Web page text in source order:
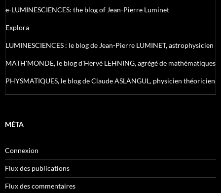
e-LUMINESCIENCES: the blog of Jean-Pierre Luminet
Explora
LUMINESCIENCES : le blog de Jean-Pierre LUMINET, astrophysicien
MATH'MONDE, le blog d'Hervé LEHNING, agrégé de mathématiques
PHYSMATIQUES, le blog de Claude ASLANGUL, physicien théoricien
MÉTA
Connexion
Flux des publications
Flux des commentaires